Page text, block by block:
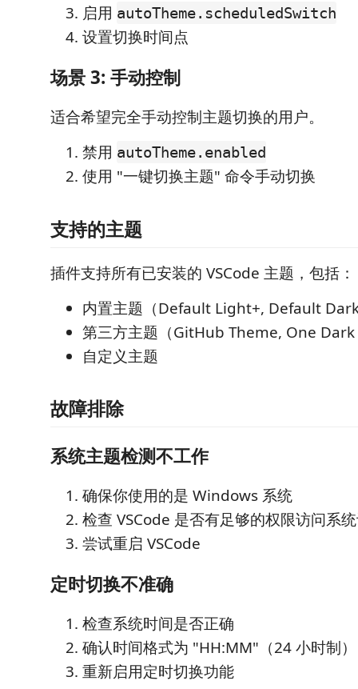
启用 autoTheme.scheduledSwitch
设置切换时间点
场景 3: 手动控制
适合希望完全手动控制主题切换的用户。
禁用 autoTheme.enabled
使用 "一键切换主题" 命令手动切换
支持的主题
插件支持所有已安装的 VSCode 主题，包括：
内置主题（Default Light+, Default
第三方主题（GitHub Theme, One Dark
自定义主题
故障排除
系统主题检测不工作
确保你使用的是 Windows 系统
检查 VSCode 是否有足够的权限访问系
尝试重启 VSCode
定时切换不准确
检查系统时间是否正确
确认时间格式为 "HH:MM"（24 小时制）
重新启用定时切换功能